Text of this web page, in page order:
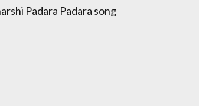
Padara Padara song